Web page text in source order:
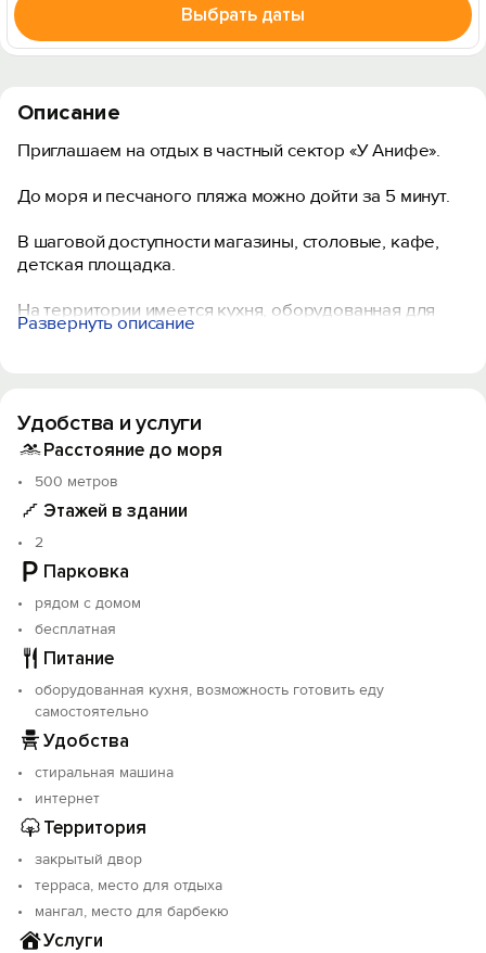
Выбрать даты
Описание
Приглашаем на отдых в частный сектор «У Анифе».
До моря и песчаного пляжа можно дойти за 5 минут.
В шаговой доступности магазины, столовые, кафе,
детская площадка.
На территории имеется кухня, оборудованная для
самостоятельного приготовления пищи, зона для
номера.
Развернуть описание
Удобства и услуги
Расстояние до моря
500 метров
Этажей в здании
2
Парковка
рядом с домом
бесплатная
Питание
оборудованная кухня, возможность готовить еду
самостоятельно
Удобства
стиральная машина
интернет
Территория
закрытый двор
терраса, место для отдыха
мангал, место для барбекю
Услуги